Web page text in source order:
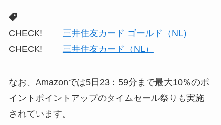
CHECK!
三井住友カード ゴールド（NL）
CHECK!
三井住友カード（NL）
なお、Amazonでは5日23：59分まで最大10％のポ
イントポイントアップのタイムセール祭りも実施
されています。